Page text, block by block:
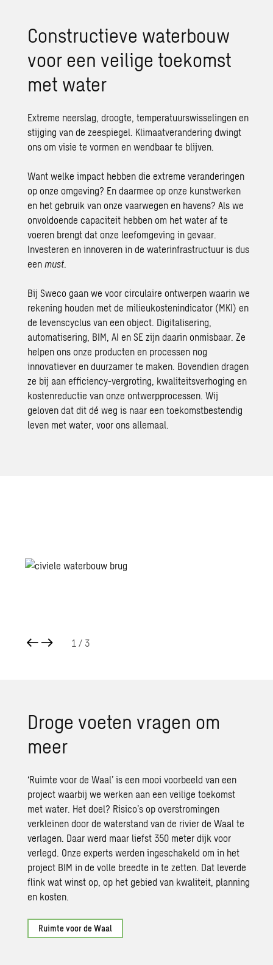
Constructieve waterbouw
voor een veilige toekomst
met water
Extreme neerslag, droogte, temperatuurswisselingen en
stijging van de zeespiegel. Klimaatverandering dwingt
ons om visie te vormen en wendbaar te blijven.
Want welke impact hebben die extreme veranderingen
op onze omgeving? En daarmee op onze kunstwerken
en het gebruik van onze vaarwegen en havens? Als we
onvoldoende capaciteit hebben om het water af te
voeren brengt dat onze leefomgeving in gevaar.
Investeren en innoveren in de waterinfrastructuur is dus
eenmust.
Bij Sweco gaan we voor circulaire ontwerpen waarin we
rekening houden met de milieukostenindicator (MKI) en
de levenscyclus van een object. Digitalisering,
automatisering, BIM, AI en SE zijn daarin onmisbaar. Ze
helpen ons onze producten en processen nog
innovatiever en duurzamer te maken. Bovendien dragen
ze bij aan efficiency-vergroting, kwaliteitsverhoging en
kostenreductie van onze ontwerpprocessen. Wij
geloven dat dit dé weg is naar een toekomstbestendig
leven met water, voor ons allemaal.
1 / 3
Droge voeten vragen om
meer
‘Ruimte voor de Waal’ is een mooi voorbeeld van een
project waarbij we werken aan een veilige toekomst
met water. Het doel? Risico’s op overstromingen
verkleinen door de waterstand van de rivier de Waal te
verlagen. Daar werd maar liefst 350 meter dijk voor
verlegd. Onze experts werden ingeschakeld om in het
project BIM in de volle breedte in te zetten. Dat leverde
flink wat winst op, op het gebied van kwaliteit, planning
en kosten.
Ruimte voor de Waal